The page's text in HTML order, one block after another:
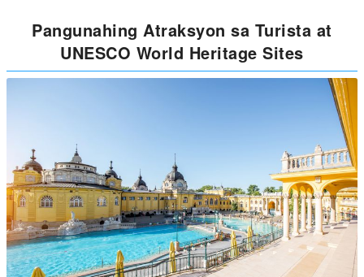
Pangunahing Atraksyon sa Turista at
UNESCO World Heritage Sites